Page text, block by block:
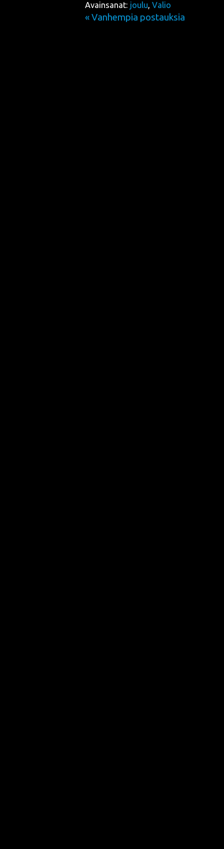
Avainsanat: joulu, Valio
« Vanhempia postauksia